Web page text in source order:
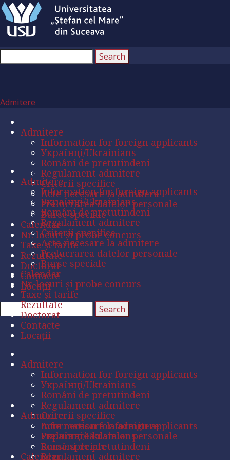
Admitere
Admitere
Information for foreign applicants
Українці/Ukrainians
Români de pretutindeni
Regulament admitere
Criterii specifice
Acte necesare la admitere
Prelucrarea datelor personale
Burse speciale
Calendar
Nr. locuri și probe concurs
Taxe și tarife
Rezultate
Doctorat
Contacte
Locații
Admitere
Information for foreign applicants
Українці/Ukrainians
Români de pretutindeni
Regulament admitere
Criterii specifice
Acte necesare la admitere
Prelucrarea datelor personale
Burse speciale
Calendar
Nr. locuri și probe concurs
Taxe și tarife
Rezultate
Doctorat
Contacte
Locații
Admitere
Information for foreign applicants
Українці/Ukrainians
Români de pretutindeni
Regulament admitere
Criterii specifice
Acte necesare la admitere
Prelucrarea datelor personale
Burse speciale
Calendar
Admitere
Information for foreign applicants
Українці/Ukrainians
Români de pretutindeni
Regulament admitere